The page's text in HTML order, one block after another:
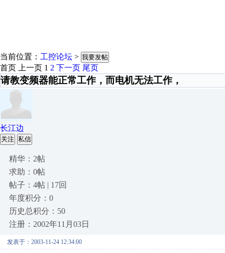
当前位置： 工控论坛 > 我要发帖
首页 上一页 1 2 下一页 尾页
请教变频器能正常工作，而电机无法工作，
长江边
关注 私信
精华：2帖
求助：0帖
帖子：4帖 | 17回
年度积分：0
历史总积分：50
注册：2002年11月03日
发表于：2003-11-24 12:34:00